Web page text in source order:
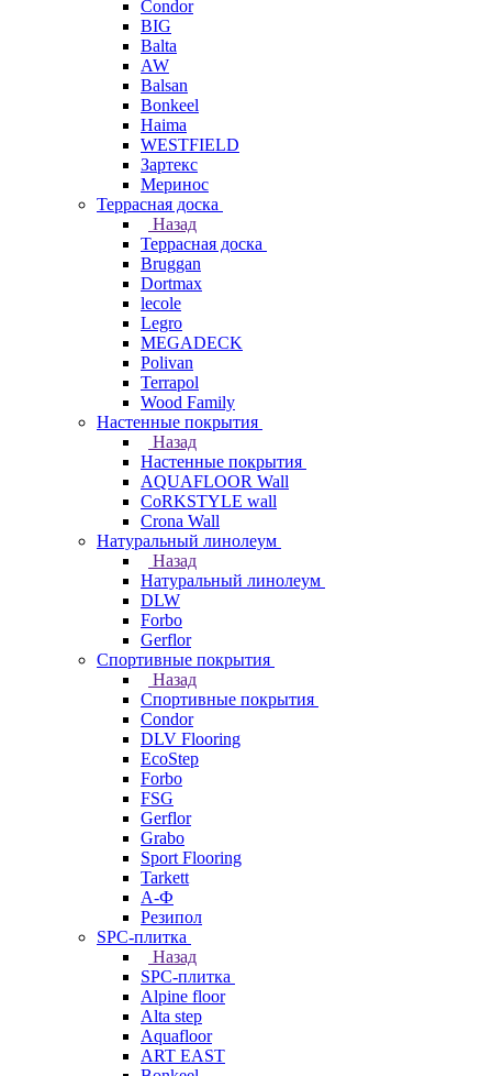
Condor
BIG
Balta
AW
Balsan
Bonkeel
Haima
WESTFIELD
Зартекс
Меринос
Террасная доска
Назад
Террасная доска
Bruggan
Dortmax
lecole
Legro
MEGADECK
Polivan
Terrapol
Wood Family
Настенные покрытия
Назад
Настенные покрытия
AQUAFLOOR Wall
CoRKSTYLE wall
Crona Wall
Натуральный линолеум
Назад
Натуральный линолеум
DLW
Forbo
Gerflor
Спортивные покрытия
Назад
Спортивные покрытия
Condor
DLV Flooring
EcoStep
Forbo
FSG
Gerflor
Grabo
Sport Flooring
Tarkett
А-Ф
Резипол
SPC-плитка
Назад
SPC-плитка
Alpine floor
Alta step
Aquafloor
ART EAST